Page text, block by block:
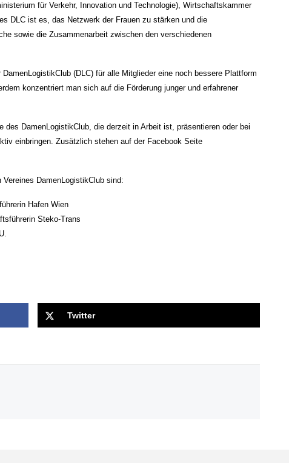
für Verkehr, Innovation und Technologie), Wirtschaftskammer
DLC ist es, das Netzwerk der Frauen zu stärken und die
sowie die Zusammenarbeit zwischen den verschiedenen
(DLC) für alle Mitglieder eine noch bessere Plattform
konzentriert man sich auf die Förderung junger und erfahrener
des DamenLogistikClub, die derzeit in Arbeit ist, präsentieren oder bei
einbringen. Zusätzlich stehen auf der Facebook Seite
DamenLogistikClub sind:
Hafen Wien
Steko-Trans
Twitter